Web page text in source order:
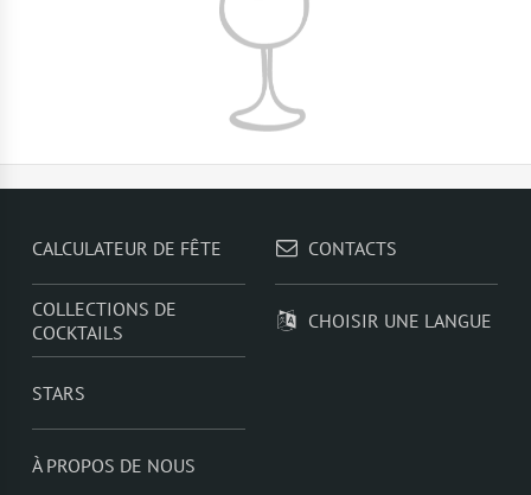
CALCULATEUR DE FÊTE
COLLECTIONS DE
COCKTAILS
STARS
À PROPOS DE NOUS
CONTACTS
CHOISIR UNE LANGUE